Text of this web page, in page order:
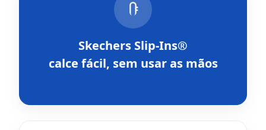
Skechers Slip-Ins®
calce fácil, sem usar as mãos